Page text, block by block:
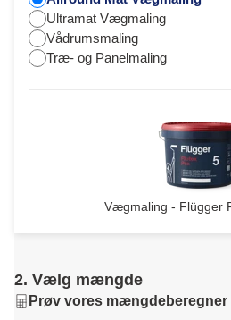
Ultramat Vægmaling
Vådrumsmaling
Træ- og Panelmaling
Vægmaling - Flügger
2. Vælg mængde
Prøv vores mængdeberegner